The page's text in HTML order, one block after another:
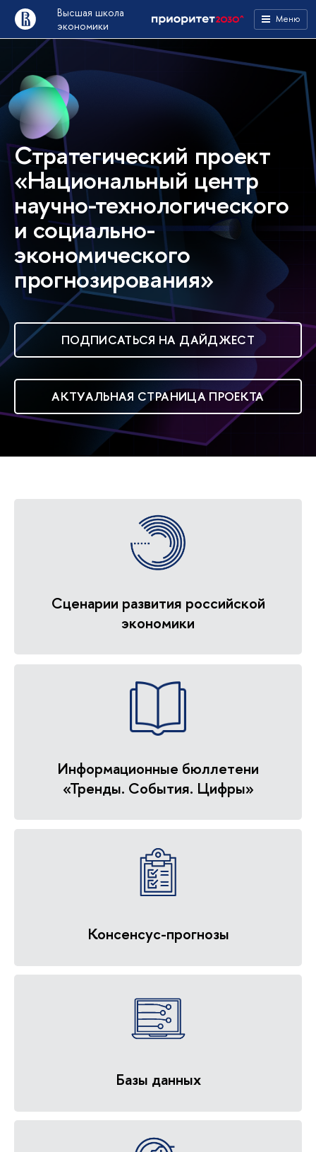
ысшая школа
экономики
Меню
Стратегический проект
«Национальный центр
научно-технологического
и социально-
экономического
прогнозирования»
ПОДПИСАТЬСЯ НА ДАЙДЖЕСТ
АКТУАЛЬНАЯ СТРАНИЦА ПРОЕКТА
Сценарии развития российской
экономики
Информационные бюллетени
«Тренды. События. Цифры»
Консенсус-прогнозы
Базы данных